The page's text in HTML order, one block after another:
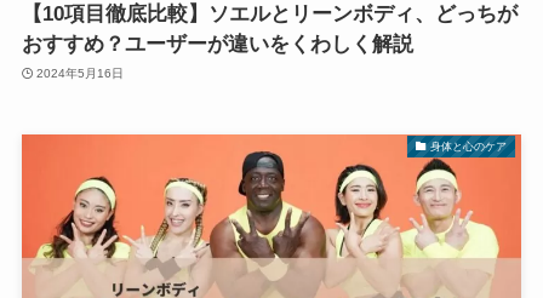
【10項目徹底比較】ソエルとリーンボディ、どっちが
おすすめ？ユーザーが違いをくわしく解説
2024年5月16日
身体と心のケア